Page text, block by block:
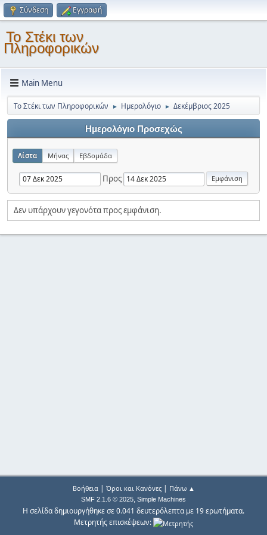
Σύνδεση Εγγραφή
Το Στέκι των
Πληροφορικών
Main Menu
Το Στέκι των Πληροφορικών ► Ημερολόγιο ► Δεκέμβριος 2025
Ημερολόγιο Προσεχώς
Λίστα Μήνας Εβδομάδα
Προς
Δεν υπάρχουν γεγονότα προς εμφάνιση.
Βοήθεια| Όροι και Κανόνες| Πάνω ▲
SMF 2.1.6 © 2025, Simple Machines
Η σελίδα δημιουργήθηκε σε 0.041 δευτερόλεπτα με 19 ερωτήματα.
Μετρητής επισκέψεων: